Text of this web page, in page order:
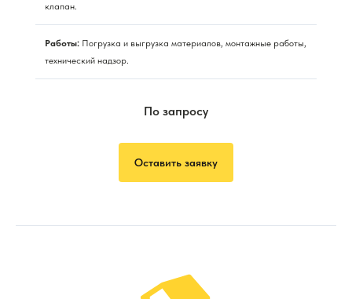
клапан.
Работы: Погрузка и выгрузка материалов, монтажные работы,
технический надзор.
По запросу
Оставить заявку